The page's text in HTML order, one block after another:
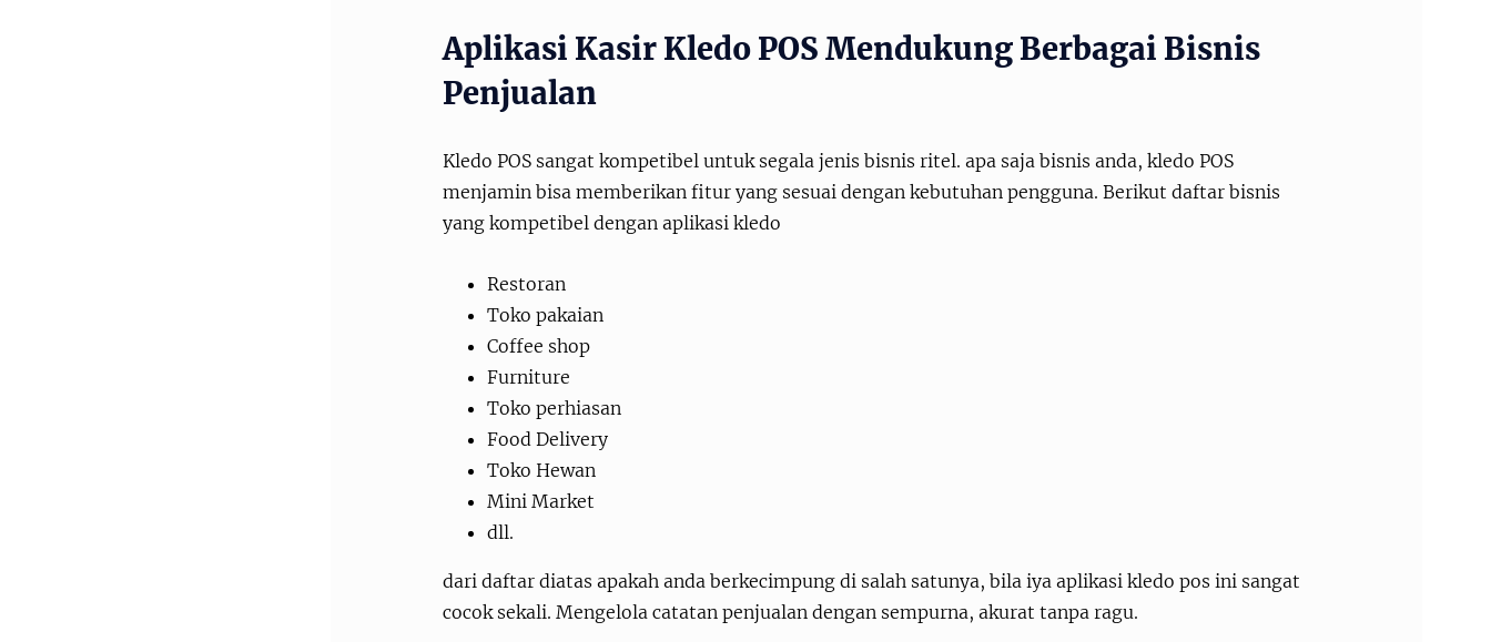
Aplikasi Kasir Kledo POS Mendukung Berbagai Bisnis
Penjualan
Kledo POS sangat kompetibel untuk segala jenis bisnis ritel. apa saja bisnis anda, kledo POS
menjamin bisa memberikan fitur yang sesuai dengan kebutuhan pengguna. Berikut daftar bisnis
yang kompetibel dengan aplikasi kledo
Restoran
Toko pakaian
Coffee shop
Furniture
Toko perhiasan
Food Delivery
Toko Hewan
Mini Market
dll.
dari daftar diatas apakah anda berkecimpung di salah satunya, bila iya aplikasi kledo pos ini sangat
cocok sekali. Mengelola catatan penjualan dengan sempurna, akurat tanpa ragu.